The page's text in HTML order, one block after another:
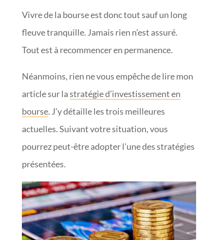
Vivre de la bourse est donc tout sauf un long
fleuve tranquille. Jamais rien n’est assuré.
Tout est à recommencer en permanence.
Néanmoins, rien ne vous empêche de lire mon
article sur lastratégie d’investissement en
bourse. J’y détaille les trois meilleures
actuelles. Suivant votre situation, vous
pourrez peut-être adopter l’une des stratégies
présentées.